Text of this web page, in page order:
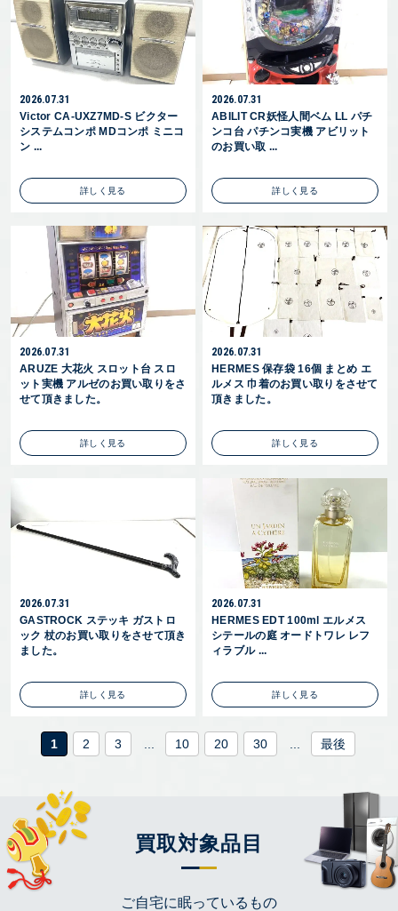
2026.07.31
Victor CA-UXZ7MD-S ビクター
システムコンポ MDコンポ ミニコ
ン ...
詳しく見る
2026.07.31
ABILIT CR妖怪人間ベム LL パチ
ンコ台 パチンコ実機 アビリット
のお買い取 ...
詳しく見る
2026.07.31
ARUZE 大花火 スロット台 スロ
ット実機 アルゼのお買い取りをさ
せて頂きました。
詳しく見る
2026.07.31
HERMES 保存袋 16個 まとめ エ
ルメス 巾着のお買い取りをさせて
頂きました。
詳しく見る
2026.07.31
GASTROCK ステッキ ガストロ
ック 杖のお買い取りをさせて頂き
ました。
詳しく見る
2026.07.31
HERMES EDT 100ml エルメス
シテールの庭 オードトワレ レフ
ィラブル ...
詳しく見る
1 2 3 ... 10 20 30 ... 最後
買取対象品目
ご自宅に眠っているもの